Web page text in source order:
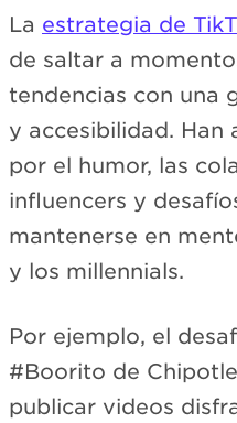
La estrategia de
de saltar a
tendencias con una
y accesibilidad.
por el humor, las
influencers y
mantenerse en
y los millennials.
Por ejemplo, el
#Boorito de
publicar videos